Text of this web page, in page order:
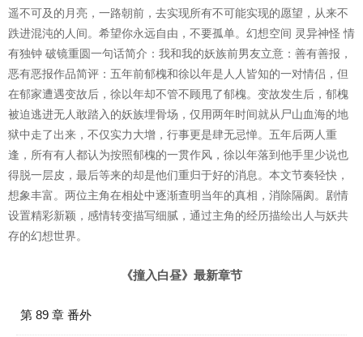
遥不可及的月亮，一路朝前，去实现所有不可能实现的愿望，从来不
跌进混沌的人间。希望你永远自由，不要孤单。幻想空间 灵异神怪 情
有独钟 破镜重圆一句话简介：我和我的妖族前男友立意：善有善报，
恶有恶报作品简评：五年前郁槐和徐以年是人人皆知的一对情侣，但
在郁家遭遇变故后，徐以年却不管不顾甩了郁槐。变故发生后，郁槐
被迫逃进无人敢踏入的妖族埋骨场，仅用两年时间就从尸山血海的地
狱中走了出来，不仅实力大增，行事更是肆无忌惮。五年后两人重
逢，所有有人都认为按照郁槐的一贯作风，徐以年落到他手里少说也
得脱一层皮，最后等来的却是他们重归于好的消息。本文节奏轻快，
想象丰富。两位主角在相处中逐渐查明当年的真相，消除隔阂。剧情
设置精彩新颖，感情转变描写细腻，通过主角的经历描绘出人与妖共
存的幻想世界。
《撞入白昼》最新章节
第 89 章 番外